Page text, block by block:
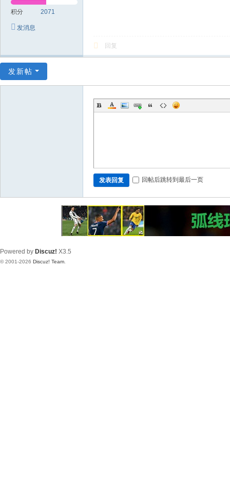
积分 2071
发消息
回复
发新帖
发表回复 回帖后跳转到最后一页
Powered by Discuz! X3.5
© 2001-2026 Discuz! Team